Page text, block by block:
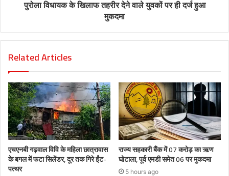
पुरोला विधायक के खिलाफ तहरीर देने वाले युवकों पर ही दर्ज हुआ
मुकदमा
Related Articles
एचएनबी गढ़वाल विवि के महिला छात्रावास
के बगल में फटा सिलेंडर, दूर तक गिरे ईंट-
पत्थर
राज्य सहकारी बैंक में 07 करोड़ का ऋण
घोटाला, पूर्व एमडी समेत 06 पर मुकदमा
5 hours ago